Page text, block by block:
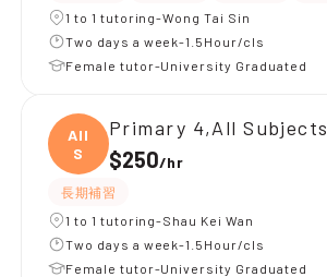
1 to 1 tutoring-Wong Tai Sin
Two days a week-1.5Hour/cls
Female tutor-University Graduated
All
S
Primary 4,All Subjects
$250/hr
長期補習
1 to 1 tutoring-Shau Kei Wan
Two days a week-1.5Hour/cls
Female tutor-University Graduated